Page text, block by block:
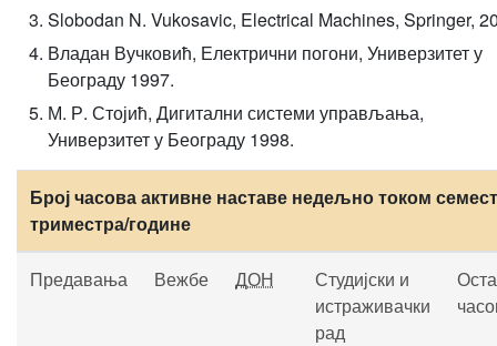
Slobodan N. Vukosavic, Electrical Machines, Springer,
Владан Вучковић, Електрични погони, Универзитет у
Београду 1997.
М. Р. Стојић, Дигитални системи управљања,
Универзитет у Београду 1998.
Број часова активне наставе недељно током
триместра/године
Предавања Вежбе ДОН
Студијски и
истраживачки
рад